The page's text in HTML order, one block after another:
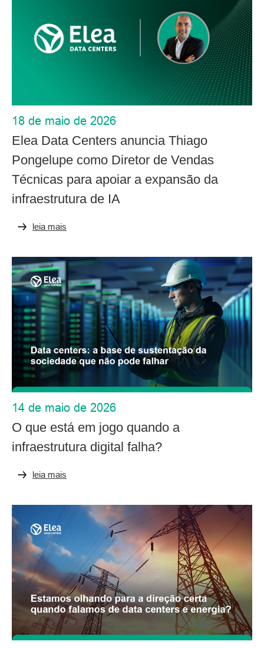
18 de maio de 2026
Elea Data Centers anuncia Thiago
Pongelupe como Diretor de Vendas
Técnicas para apoiar a expansão da
infraestrutura de IA
leia mais
14 de maio de 2026
O que está em jogo quando a
infraestrutura digital falha?
leia mais